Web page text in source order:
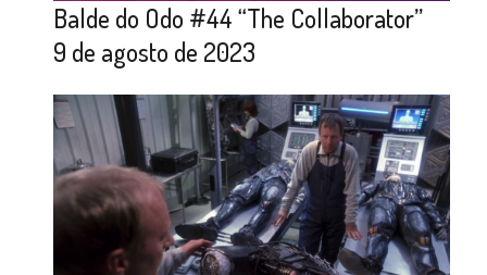
Balde do Odo #44 “The Collaborator”
9 de agosto de 2023